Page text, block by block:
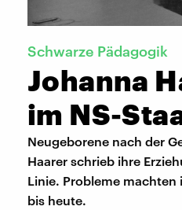
Schwarze Pädagogik
Johanna
im NS-
Neugeborene nach der
Haarer schrieb ihre
Linie. Probleme
bis heute.